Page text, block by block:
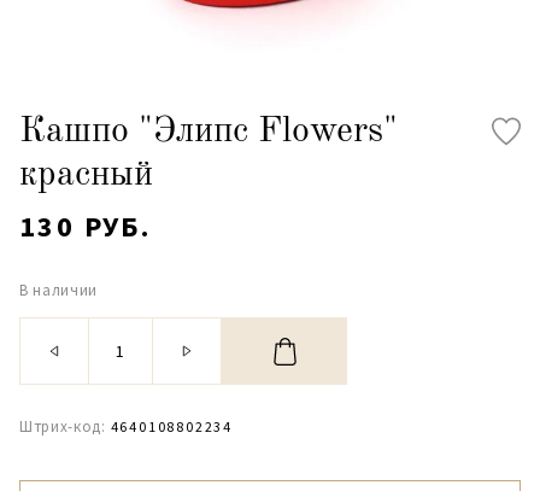
Кашпо "Элипс Flowers"
красный
130 РУБ.
В наличии
Штрих-код: 4640108802234